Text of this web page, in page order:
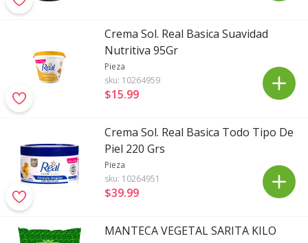
Crema Sol. Real Basica Suavidad
Nutritiva 95Gr
Pieza
sku: 10264959
$15.99
Crema Sol. Real Basica Todo Tipo De
Piel 220 Grs
Pieza
sku: 10264951
$39.99
MANTECA VEGETAL SARITA KILO